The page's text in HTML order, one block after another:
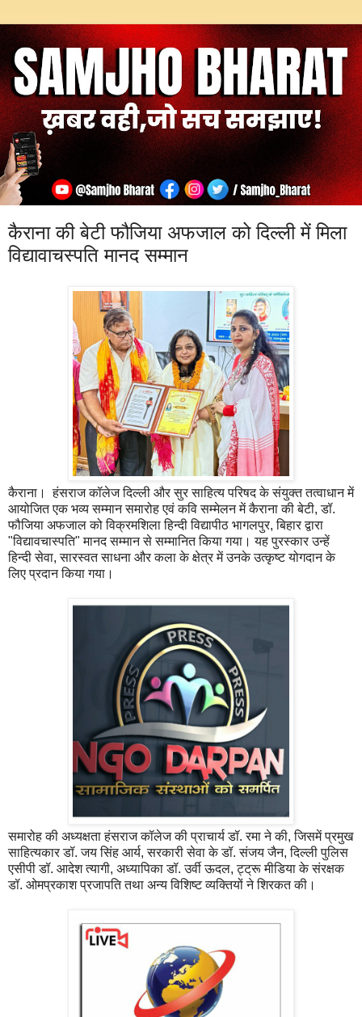
कैराना की बेटी फौजिया अफजाल को दिल्ली में मिला
विद्यावाचस्पति मानद सम्मान
कैराना। हंसराज कॉलेज दिल्ली और सुर साहित्य परिषद के संयुक्त तत्वाधान में
आयोजित एक भव्य सम्मान समारोह एवं कवि सम्मेलन में कैराना की बेटी, डॉ.
फौजिया अफजाल को विक्रमशिला हिन्दी विद्यापीठ भागलपुर, बिहार द्वारा
"विद्यावचास्पति" मानद सम्मान से सम्मानित किया गया। यह पुरस्कार उन्हें
हिन्दी सेवा, सारस्वत साधना और कला के क्षेत्र में उनके उत्कृष्ट योगदान के
लिए प्रदान किया गया।
समारोह की अध्यक्षता हंसराज कॉलेज की प्राचार्य डॉ. रमा ने की, जिसमें प्रमुख
साहित्यकार डॉ. जय सिंह आर्य, सरकारी सेवा के डॉ. संजय जैन, दिल्ली पुलिस
एसीपी डॉ. आदेश त्यागी, अध्यापिका डॉ. उर्वी ऊदल, ट्ट्रू मीडिया के संरक्षक
डॉ. ओमप्रकाश प्रजापति तथा अन्य विशिष्ट व्यक्तियों ने शिरकत की।